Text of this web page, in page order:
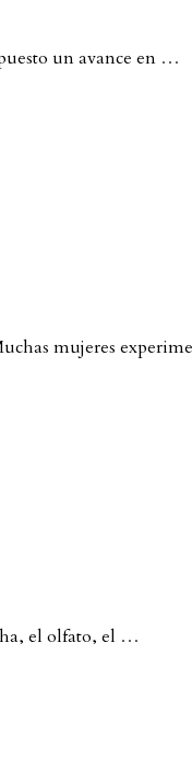
un avance en …
mujeres
el olfato, el …